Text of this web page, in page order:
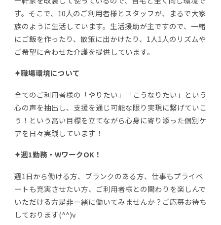
す。そこで、10人のご利用者様とスタッフが、まるで大家
族のように生活しています。生活援助が主ですので、一緒
にご飯を作ったり、散策に出かけたり、1人1人のリズムや
ご希望に合わせた介護を提供しています。
✦職場環境について
全てのご利用者様の「やりたい」「こうなりたい」という
心の声を抽出し、支援を通じ可能な限り実現に繋げていこ
う！という高い目標を立てながら心身に寄り添った個別ケ
アを日々実践しています！
✦週1勤務・WワークOK！
週1日から働ける方、ブランクのある方、仕事もプライベ
ートも充実させたい方、ご利用者様との関わりを楽しんで
いただける方是非一緒に働いてみませんか？ご応募お待ち
しております(^^)v